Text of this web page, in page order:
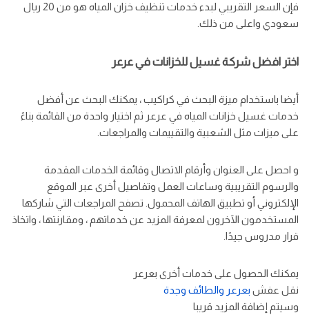
فإن السعر التقريبي لبدء خدمات تنظيف خزان المياه هو من 20 ريال
سعودي واعلى من ذلك.
اختر افضل شركة غسيل للخزانات في عرعر
أيضا باستخدام ميزة البحث في كراكيب ، يمكنك البحث عن أفضل
خدمات غسيل خزانات المياه في عرعر ثم اختيار واحدة من القائمة بناءً
على ميزات مثل الشعبية والتقييمات والمراجعات.
و احصل على العنوان وأرقام الاتصال وقائمة الخدمات المقدمة
والرسوم التقريبية وساعات العمل وتفاصيل أخرى عبر الموقع
الإلكتروني أو تطبيق الهاتف المحمول. تصفح المراجعات التي شاركها
المستخدمون الآخرون لمعرفة المزيد عن خدماتهم ، ومقارنتها ، واتخاذ
قرار مدروس جيدًا.
يمكنك الحصول على خدمات أخرى بعرعر
نقل عفش بعرعر والطائف وجدة
وسيتم إضافة المزيد قريبا